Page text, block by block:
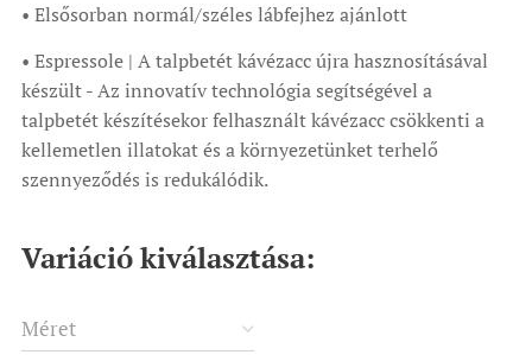
• Elsősorban normál/széles lábfejhez ajánlott
• Espressole | A talpbetét kávézacc újra hasznosításával
készült - Az innovatív technológia segítségével a
talpbetét készítésekor felhasznált kávézacc csökkenti a
kellemetlen illatokat és a környezetünket terhelő
szennyeződés is redukálódik.
Variáció kiválasztása:
Méret